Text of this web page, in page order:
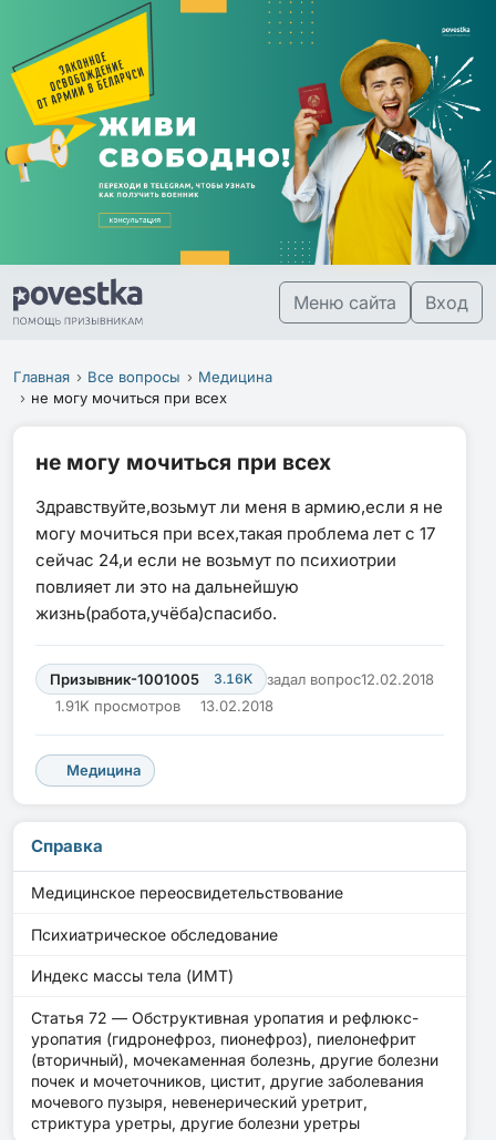
Меню сайта Вход
Главная Все вопросы
Медицина
не могу мочиться при всех
не могу мочиться при всех
Здравствуйте,возьмут ли меня в армию,если я не
могу мочиться при всех,такая проблема лет с 17
сейчас 24,и если не возьмут по психиотрии
повлияет ли это на дальнейшую
жизнь(работа,учёба)спасибо.
Призывник-1001005 3.16K задал вопрос12.02.2018
1.91K просмотров
13.02.2018
Медицина
Справка
Медицинское переосвидетельствование
Психиатрическое обследование
Индекс массы тела (ИМТ)
Статья 72 — Обструктивная уропатия и рефлюкс-
уропатия (гидронефроз, пионефроз), пиелонефрит
(вторичный), мочекаменная болезнь, другие болезни
почек и мочеточников, цистит, другие заболевания
мочевого пузыря, невенерический уретрит,
стриктура уретры, другие болезни уретры